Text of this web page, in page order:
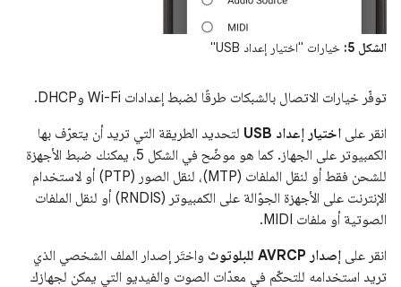
الشكل 5: خيارات "اختيار إعداد USB"
توفّر خيارات الاتصال بالشبكات طرقًا لضبط إعدادات Wi-Fi وDHCP.
انقر على اختيار إعداد USB
لتحديد الطريقة التي تريد أن يتعرّف بها
الكمبيوتر على الجهاز. كما هو موضّح في الشكل 5، يمكنك ضبط الأجهزة
للشحن فقط أو لنقل الملفات (MTP)، لنقل الصور (PTP) أو لاستخدام
الإنترنت على الأجهزة الجوّالة على الكمبيوتر (RNDIS) أو لنقل الملفات
الصوتية أو ملفات MIDI.
انقر على إصدار AVRCP للبلوتوث
واختَر إصدار الملف الشخصي الذي
تريد استخدامه للتحكّم في معدّات الصوت والفيديو التي يمكن لجهازك